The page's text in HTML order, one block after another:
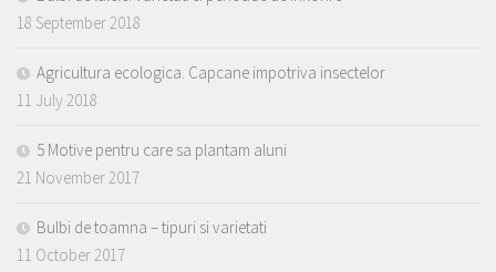
18 September 2018
Agricultura ecologica. Capcane impotriva insectelor
11 July 2018
5 Motive pentru care sa plantam aluni
21 November 2017
Bulbi de toamna – tipuri si varietati
11 October 2017